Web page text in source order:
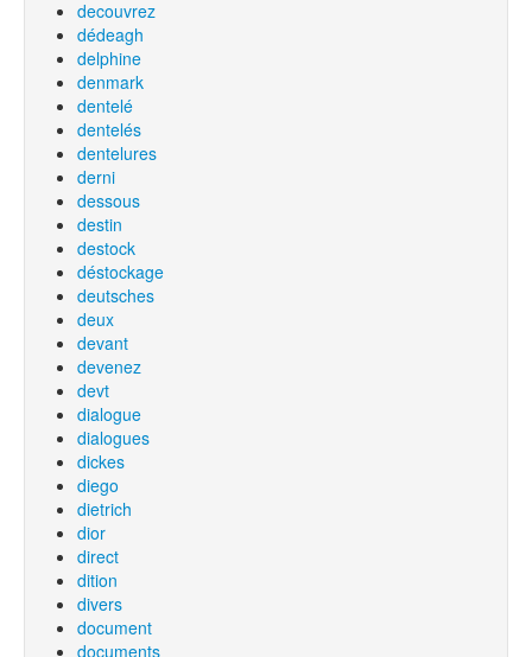
decouvrez
dédeagh
delphine
denmark
dentelé
dentelés
dentelures
derni
dessous
destin
destock
déstockage
deutsches
deux
devant
devenez
devt
dialogue
dialogues
dickes
diego
dietrich
dior
direct
dition
divers
document
documents